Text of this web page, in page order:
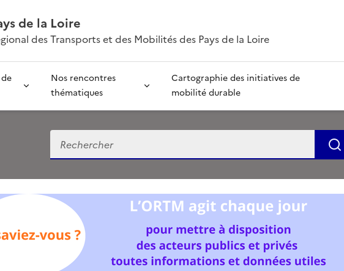
de la Loire
des Transports et des Mobilités des Pays de la Loire
de
Nos rencontres
thématiques
Cartographie des initiatives de
mobilité durable
Recherche